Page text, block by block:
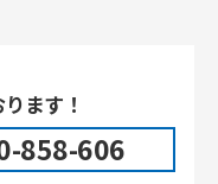
ます！
858-606